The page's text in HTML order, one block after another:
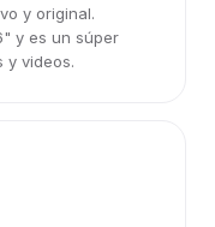
y original.
y es un súper
y videos.